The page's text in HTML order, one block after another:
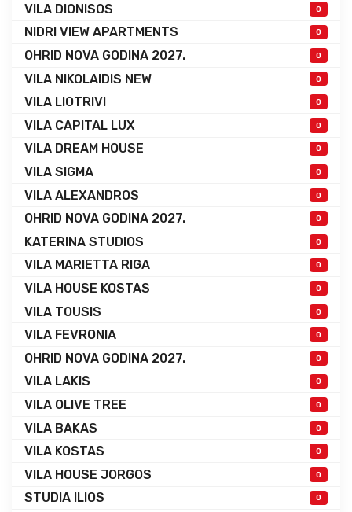
VILA DIONISOS 0
NIDRI VIEW APARTMENTS 0
OHRID NOVA GODINA 2027. 0
VILA NIKOLAIDIS NEW 0
VILA LIOTRIVI 0
VILA CAPITAL LUX 0
VILA DREAM HOUSE 0
VILA SIGMA 0
VILA ALEXANDROS 0
OHRID NOVA GODINA 2027. 0
KATERINA STUDIOS 0
VILA MARIETTA RIGA 0
VILA HOUSE KOSTAS 0
VILA TOUSIS 0
VILA FEVRONIA 0
OHRID NOVA GODINA 2027. 0
VILA LAKIS 0
VILA OLIVE TREE 0
VILA BAKAS 0
VILA KOSTAS 0
VILA HOUSE JORGOS 0
STUDIA ILIOS 0